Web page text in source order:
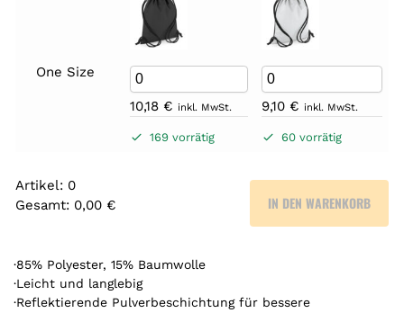
One Size
10,18 € inkl. MwSt.
169 vorrätig
9,10 € inkl. MwSt.
60 vorrätig
Artikel: 0
Gesamt: 0,00 €
r
t
i
IN DEN WARENKORB
·85% Polyester, 15% Baumwolle
·Leicht und langlebig
·Reflektierende Pulverbeschichtung für bessere